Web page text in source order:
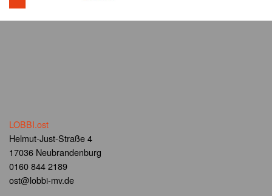
LOBBI.ost
Helmut-Just-Straße 4
17036 Neubrandenburg
0160 844 2189
ost@lobbi-mv.de